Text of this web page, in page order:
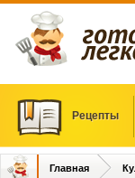
Рецепты
Главная